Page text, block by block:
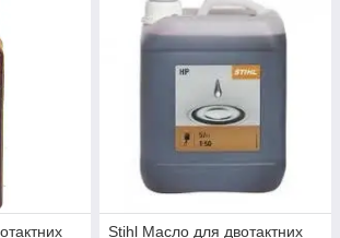
Stihl Масло для двотактних